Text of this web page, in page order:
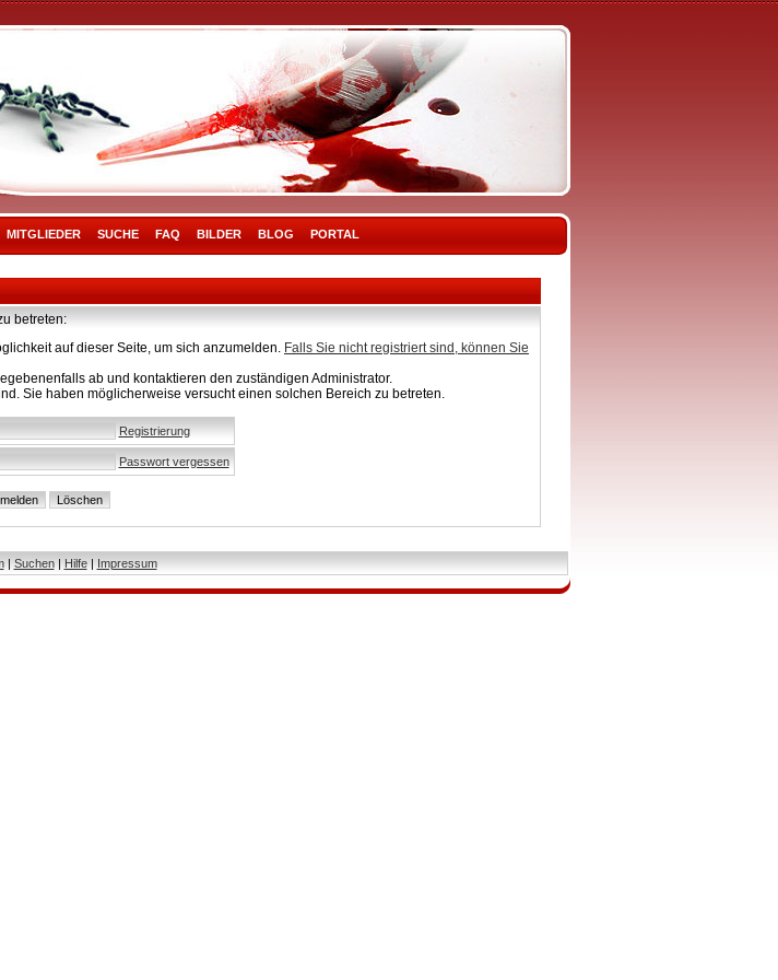
MITGLIEDER SUCHE FAQ BILDER BLOG PORTAL
betreten:
auf dieser Seite, um sich anzumelden. Falls Sie nicht registriert sind, können Sie
ab und kontaktieren den zuständigen Administrator.
Sie haben möglicherweise versucht einen solchen Bereich zu betreten.
Registrierung
Passwort vergessen
| Suchen| Hilfe| Impressum